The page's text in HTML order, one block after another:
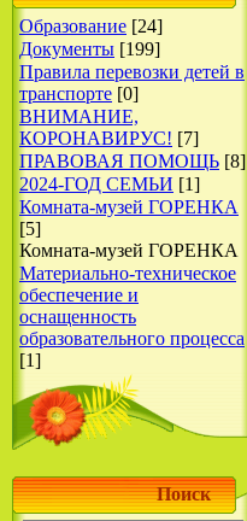
Образование [24]
Документы [199]
Правила перевозки детей в
транспорте [0]
ВНИМАНИЕ,
КОРОНАВИРУС! [7]
ПРАВОВАЯ ПОМОЩЬ [8]
2024-ГОД СЕМЬИ [1]
Комната-музей ГОРЕНКА
[5]
Комната-музей ГОРЕНКА
Материально-техническое
обеспечение и
оснащенность
образовательного процесса
[1]
Поиск